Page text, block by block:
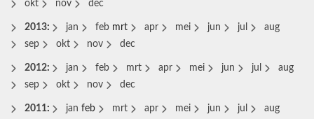
okt
nov dec
2013: jan feb mrt apr mei jun jul
aug
sep
okt nov dec
2012: jan feb mrt apr mei jun jul
aug
sep
okt nov dec
2011: jan feb mrt apr mei jun jul
aug